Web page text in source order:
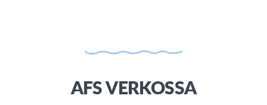
AFS VERKOSSA